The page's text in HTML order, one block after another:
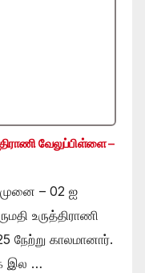
வேலுப்பிள்ளை –
– 02 ஐ
உருத்திராணி
நேற்று காலமானார்.
இல …